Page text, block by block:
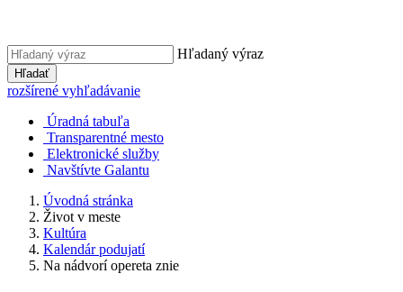
Hľadaný výraz
Hľadať
rozšírené vyhľadávanie
Úradná tabuľa
Transparentné mesto
Elektronické služby
Navštívte Galantu
Úvodná stránka
Život v meste
Kultúra
Kalendár podujatí
Na nádvorí opereta znie